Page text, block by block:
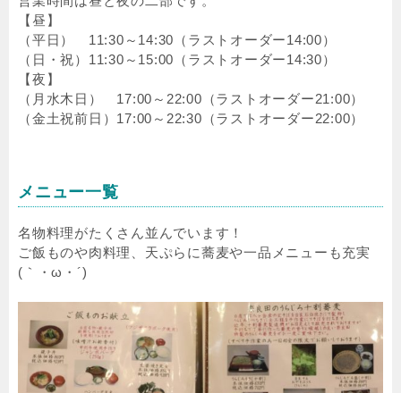
【昼】
（平日） 11:30～14:30（ラストオーダー14:00）
（日・祝）11:30～15:00（ラストオーダー14:30）
【夜】
（月水木日） 17:00～22:00（ラストオーダー21:00）
（金土祝前日）17:00～22:30（ラストオーダー22:00）
メニュー一覧
名物料理がたくさん並んでいます！
ご飯ものや肉料理、天ぷらに蕎麦や一品メニューも充実
(｀・ω・´)